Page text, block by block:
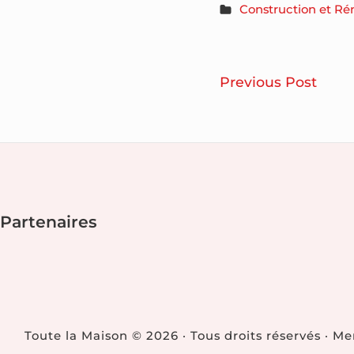
Construction et
Navigation
Previous Post
?
Widget
Partenaires
Toute la Maison © 2026 · Tous droits réservés ·